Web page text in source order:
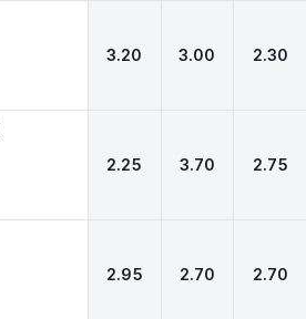
3.20 3.00 2.30
2.25 3.70 2.75
2.95 2.70 2.70